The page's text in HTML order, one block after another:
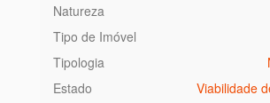
Natureza
Tipo de Imóvel
Tipologia
Estado
Viabilidade